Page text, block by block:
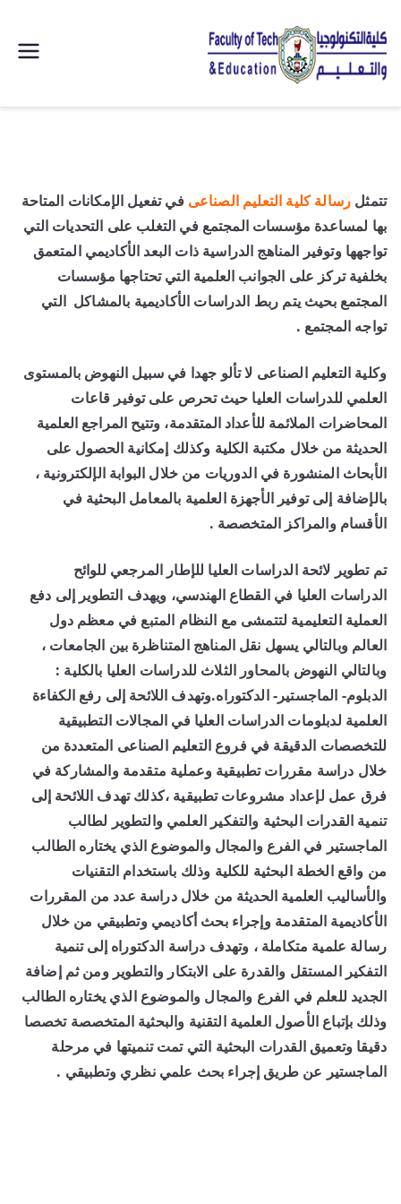
التكنولوجيا
الصناعى
جامعة
سوهاج |
تتمثل رسالة كلية التعليم الصناعى في تفعيل الإمكانات المتاحة
بها لمساعدة مؤسسات المجتمع في التغلب على التحديات التي
تواجهها وتوفير المناهج الدراسية ذات البعد الأكاديمي المتعمق
بخلفية تركز على الجوانب العلمية التي تحتاجها مؤسسات
المجتمع بحيث يتم ربط الدراسات الأكاديمية بالمشاكل التي
تواجه المجتمع .
وكلية التعليم الصناعى لا تألو جهدا في سبيل النهوض بالمستوى
العلمي للدراسات العليا حيث تحرص على توفير قاعات
المحاضرات الملائمة للأعداد المتقدمة، وتتيح المراجع العلمية
الحديثة من خلال مكتبة الكلية وكذلك إمكانية الحصول على
الأبحاث المنشورة في الدوريات من خلال البوابة الإلكترونية ،
بالإضافة إلى توفير الأجهزة العلمية بالمعامل البحثية في
الأقسام والمراكز المتخصصة .
تم تطوير لائحة الدراسات العليا للإطار المرجعي للوائح
الدراسات العليا في القطاع الهندسي، ويهدف التطوير إلى دفع
العملية التعليمية لتتمشى مع النظام المتبع في معظم دول
العالم وبالتالي يسهل نقل المناهج المتناظرة بين الجامعات ،
وبالتالي النهوض بالمحاور الثلاث للدراسات العليا بالكلية :
الدبلوم- الماجستير- الدكتوراه.وتهدف اللائحة إلى رفع الكفاءة
العلمية لدبلومات الدراسات العليا في المجالات التطبيقية
للتخصصات الدقيقة في فروع التعليم الصناعى المتعددة من
خلال دراسة مقررات تطبيقية وعملية متقدمة والمشاركة في
فرق عمل لإعداد مشروعات تطبيقية ،كذلك تهدف اللائحة إلى
تنمية القدرات البحثية والتفكير العلمي والتطوير لطالب
الماجستير في الفرع والمجال والموضوع الذي يختاره الطالب
من واقع الخطة البحثية للكلية وذلك باستخدام التقنيات
والأساليب العلمية الحديثة من خلال دراسة عدد من المقررات
الأكاديمية المتقدمة وإجراء بحث أكاديمي وتطبيقي من خلال
رسالة علمية متكاملة ، وتهدف دراسة الدكتوراه إلى تنمية
التفكير المستقل والقدرة على الابتكار والتطوير ومن ثم إضافة
الجديد للعلم في الفرع والمجال والموضوع الذي يختاره الطالب
وذلك بإتباع الأصول العلمية التقنية والبحثية المتخصصة تخصصا
دقيقا وتعميق القدرات البحثية التي تمت تنميتها في مرحلة
الماجستير عن طريق إجراء بحث علمي نظري وتطبيقي .